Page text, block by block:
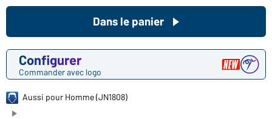
Configurer
Commander avec logo
Dans le panier
Aussi pour Homme (JN1808)